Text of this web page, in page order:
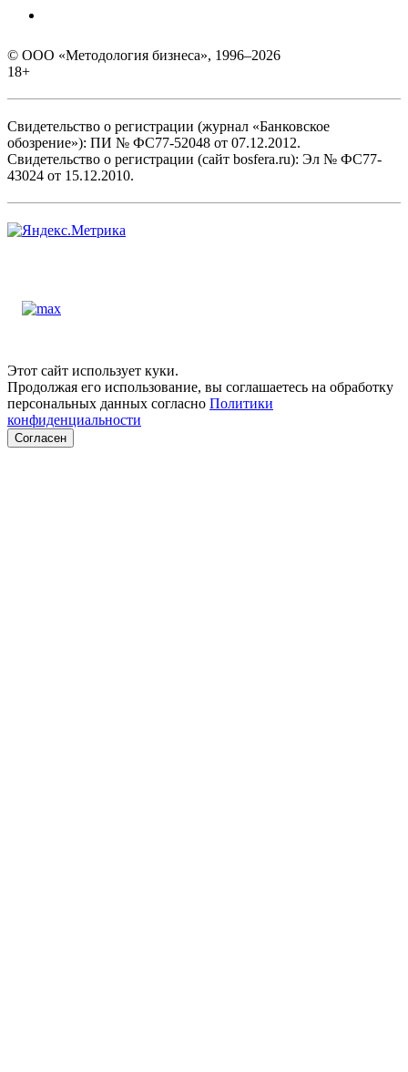
© ООО «Методология бизнеса», 1996–2026
18+
Свидетельство о регистрации (журнал «Банковское
обозрение»): ПИ № ФС77-52048 от 07.12.2012.
Свидетельство о регистрации (сайт bosfera.ru): Эл № ФС77-
43024 от 15.12.2010.
Этот сайт использует куки.
Продолжая его использование, вы соглашаетесь на обработку
персональных данных согласно Политики
конфиденциальности
Согласен